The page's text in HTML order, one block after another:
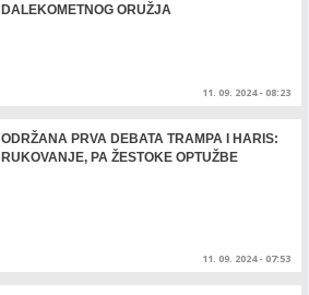
DALEKOMETNOG ORUŽJA
11. 09. 2024 - 08:23
ODRŽANA PRVA DEBATA TRAMPA I HARIS:
RUKOVANJE, PA ŽESTOKE OPTUŽBE
11. 09. 2024 - 07:53